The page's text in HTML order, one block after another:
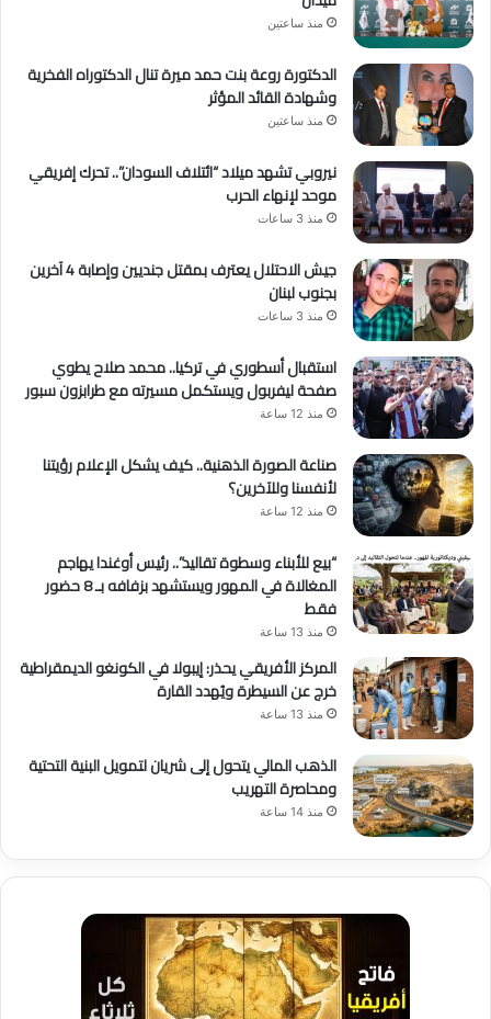
منذ ساعتين
الدكتورة روعة بنت حمد ميرة تنال الدكتوراه الفخرية
وشهادة القائد المؤثر
منذ ساعتين
نيروبي تشهد ميلاد “ائتلاف السودان”.. تحرك إفريقي
موحد لإنهاء الحرب
منذ 3 ساعات
جيش الاحتلال يعترف بمقتل جنديين وإصابة 4 آخرين
بجنوب لبنان
منذ 3 ساعات
استقبال أسطوري في تركيا.. محمد صلاح يطوي
صفحة ليفربول ويستكمل مسيرته مع طرابزون سبور
منذ 12 ساعة
صناعة الصورة الذهنية.. كيف يشكل الإعلام رؤيتنا
لأنفسنا وللآخرين؟
منذ 12 ساعة
“بيع للأبناء وسطوة تقاليد”.. رئيس أوغندا يهاجم
المغالاة في المهور ويستشهد بزفافه بـ 8 حضور
فقط
منذ 13 ساعة
المركز الأفريقي يحذر: إيبولا في الكونغو الديمقراطية
خرج عن السيطرة ويُهدد القارة
منذ 13 ساعة
الذهب المالي يتحول إلى شريان لتمويل البنية التحتية
ومحاصرة التهريب
منذ 14 ساعة